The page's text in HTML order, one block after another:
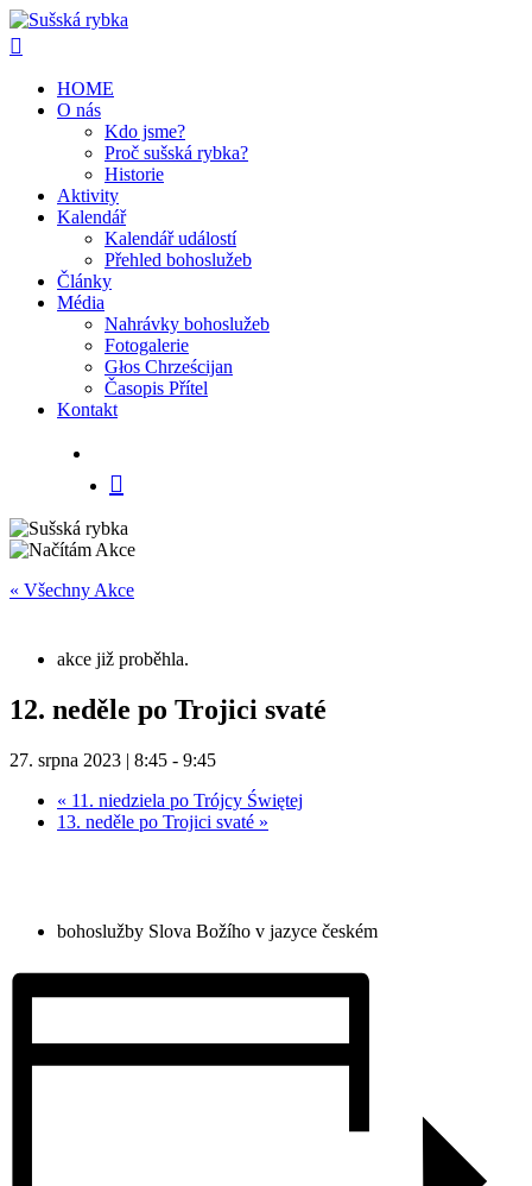
Hit enter to search or ESC to close
HOME
O nás
Kdo jsme?
Proč sušská rybka?
Historie
Aktivity
Kalendář
Kalendář událostí
Přehled bohoslužeb
Články
Média
Nahrávky bohoslužeb
Fotogalerie
Głos Chrześcijan
Časopis Přítel
Kontakt
« Všechny Akce
akce již proběhla.
12. neděle po Trojici svaté
27. srpna 2023 | 8:45 - 9:45
« 11. niedziela po Trójcy Świętej
13. neděle po Trojici svaté »
bohoslužby Slova Božího v jazyce českém